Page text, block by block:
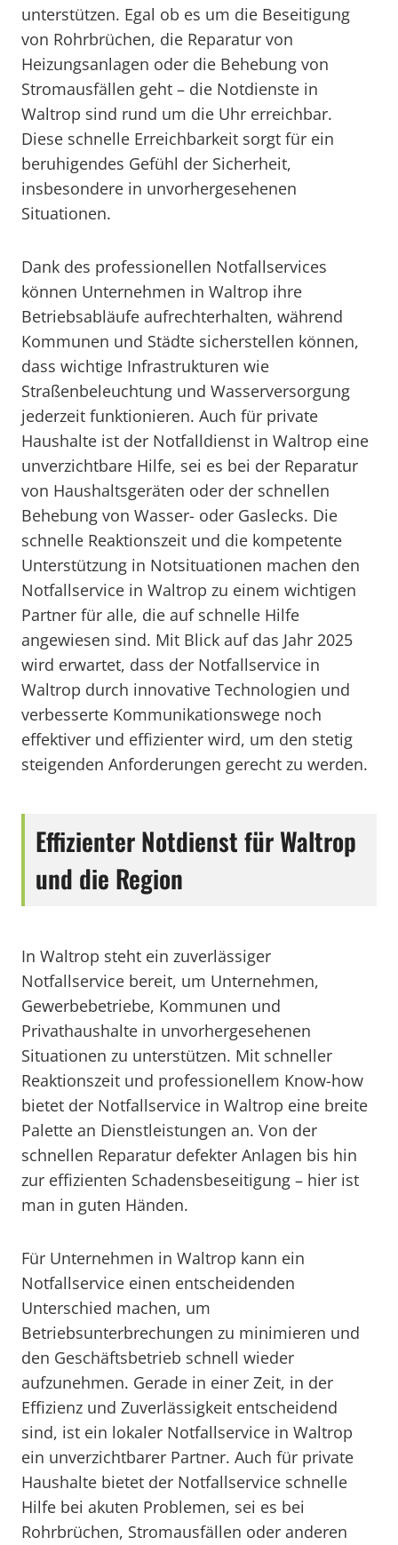
unterstützen. Egal ob es um die Beseitigung
von Rohrbrüchen, die Reparatur von
Heizungsanlagen oder die Behebung von
Stromausfällen geht – die Notdienste in
Waltrop sind rund um die Uhr erreichbar.
Diese schnelle Erreichbarkeit sorgt für ein
beruhigendes Gefühl der Sicherheit,
insbesondere in unvorhergesehenen
Situationen.
Dank des professionellen Notfallservices
können Unternehmen in Waltrop ihre
Betriebsabläufe aufrechterhalten, während
Kommunen und Städte sicherstellen können,
dass wichtige Infrastrukturen wie
Straßenbeleuchtung und Wasserversorgung
jederzeit funktionieren. Auch für private
Haushalte ist der Notfalldienst in Waltrop eine
unverzichtbare Hilfe, sei es bei der Reparatur
von Haushaltsgeräten oder der schnellen
Behebung von Wasser- oder Gaslecks. Die
schnelle Reaktionszeit und die kompetente
Unterstützung in Notsituationen machen den
Notfallservice in Waltrop zu einem wichtigen
Partner für alle, die auf schnelle Hilfe
angewiesen sind. Mit Blick auf das Jahr 2025
wird erwartet, dass der Notfallservice in
Waltrop durch innovative Technologien und
verbesserte Kommunikationswege noch
effektiver und effizienter wird, um den stetig
steigenden Anforderungen gerecht zu werden.
Effizienter Notdienst für Waltrop
und die Region
In Waltrop steht ein zuverlässiger
Notfallservice bereit, um Unternehmen,
Gewerbebetriebe, Kommunen und
Privathaushalte in unvorhergesehenen
Situationen zu unterstützen. Mit schneller
Reaktionszeit und professionellem Know-how
bietet der Notfallservice in Waltrop eine breite
Palette an Dienstleistungen an. Von der
schnellen Reparatur defekter Anlagen bis hin
zur effizienten Schadensbeseitigung – hier ist
man in guten Händen.
Für Unternehmen in Waltrop kann ein
Notfallservice einen entscheidenden
Unterschied machen, um
Betriebsunterbrechungen zu minimieren und
den Geschäftsbetrieb schnell wieder
aufzunehmen. Gerade in einer Zeit, in der
Effizienz und Zuverlässigkeit entscheidend
sind, ist ein lokaler Notfallservice in Waltrop
ein unverzichtbarer Partner. Auch für private
Haushalte bietet der Notfallservice schnelle
Hilfe bei akuten Problemen, sei es bei
Rohrbrüchen, Stromausfällen oder anderen